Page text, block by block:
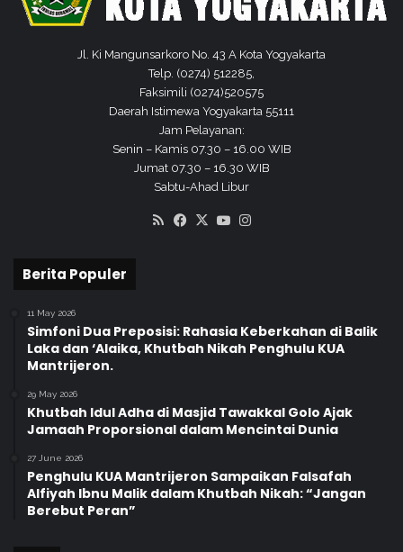
Jl. Ki Mangunsarkoro No. 43 A Kota Yogyakarta
Telp. (0274) 512285,
Faksimili (0274)520575
Daerah Istimewa Yogyakarta 55111
Jam Pelayanan:
Senin – Kamis 07.30 – 16.00 WIB
Jumat 07.30 – 16.30 WIB
Sabtu-Ahad Libur
RSS Facebook
X YouTube
Berita Populer
11 May 2026
Simfoni Dua Preposisi: Rahasia Keberkahan di Balik
Laka dan ‘Alaika, Khutbah Nikah Penghulu KUA
Mantrijeron.
29 May 2026
Khutbah Idul Adha di Masjid Tawakkal Golo Ajak
Jamaah Proporsional dalam Mencintai Dunia
27 June 2026
Penghulu KUA Mantrijeron Sampaikan Falsafah
Alfiyah Ibnu Malik dalam Khutbah Nikah: “Jangan
Berebut Peran”